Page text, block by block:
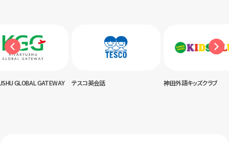
GLOBAL GATEWAY テスコ英会話 神田外語キッズクラブ